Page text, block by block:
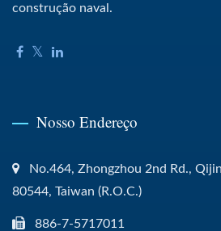
construção naval.
Nosso Endereço
No.464, Zhongzhou 2nd Rd.,
80544, Taiwan (R.O.C.)
886-7-5717011